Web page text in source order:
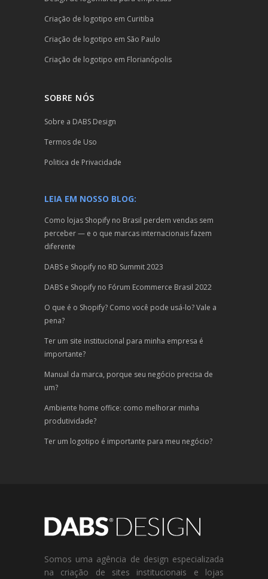
Criação de logotipo em Curitiba
Criação de logotipo em São Paulo
Criação de logotipo em Florianópolis
SOBRE NÓS
Sobre a DABS Design
Termos de Uso
Politica de Privacidade
LEIA EM NOSSO BLOG:
Como lojas Shopify no Brasil perdem vendas sem
perceber — e o que marcas internacionais fazem
diferente
DABS e Shopify no RD Summit 2023
DABS e Shopify no Fórum Ecommerce Brasil 2022
O que é o Shopify? Como você pode usá-lo? Vale a
pena?
Ter um site institucional para minha empresa é
importante?
Manual da marca, porque seu negócio precisa de
um?
Ambiente home office: como melhorar minha
produtividade?
Ter um logotipo é importante para meu negócio?
Somos uma agência de design especializada
na criação de sites institucionais e lojas